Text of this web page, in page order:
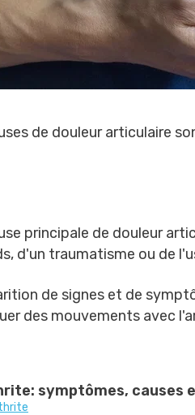
de douleur articulaire
principale de douleur
d'un traumatisme ou de
de signes et de
des mouvements avec
symptômes, causes